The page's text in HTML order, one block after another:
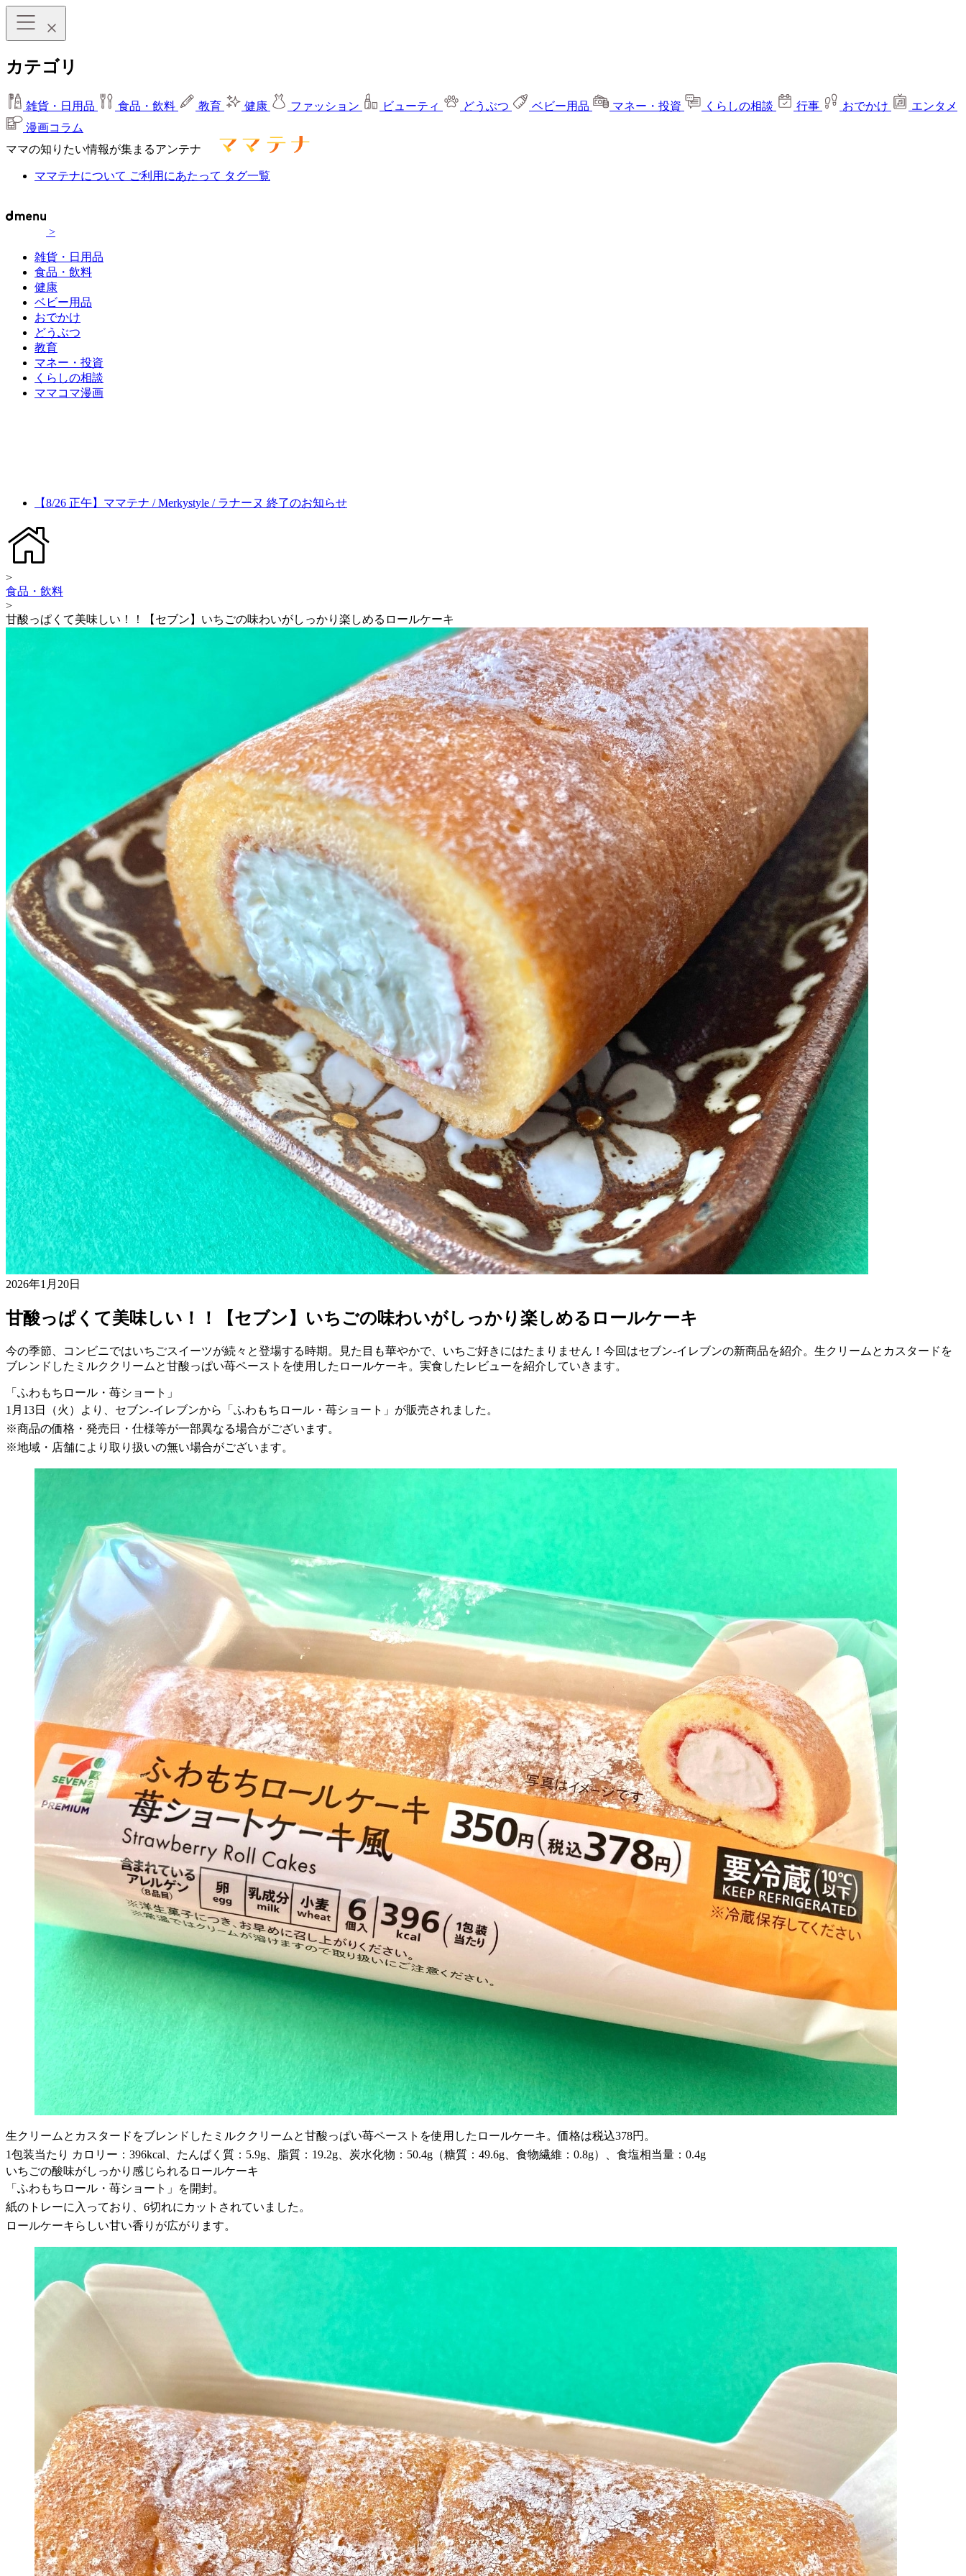
カテゴリ
雑貨・日用品 食品・飲料 教育 健康 ファッション ビューティ どうぶつ ベビー用品 マネー・投資 くらしの相談 行事 おでかけ
エンタメ
漫画コラム
ママの知りたい情報が集まるアンテナ
ママテナについて ご利用にあたって タグ一覧
>
雑貨・日用品
食品・飲料
健康
ベビー用品
おでかけ
どうぶつ
教育
マネー・投資
くらしの相談
ママコマ漫画
【8/26 正午】ママテナ / Merkystyle / ラナーヌ 終了のお知らせ
>
食品・飲料
>
甘酸っぱくて美味しい！！【セブン】いちごの味わいがしっかり楽しめるロールケーキ
2026年1月20日
甘酸っぱくて美味しい！！【セブン】いちごの味わいがしっかり楽しめるロールケーキ
今の季節、コンビニではいちごスイーツが続々と登場する時期。見た目も華やかで、いちご好きにはたまりません！今回はセブン-イレブンの新商品を紹介。生クリームとカスタードを
ブレンドしたミルククリームと甘酸っぱい苺ペーストを使用したロールケーキ。実食したレビューを紹介していきます。
「ふわもちロール・苺ショート」
1月13日（火）より、セブン-イレブンから「ふわもちロール・苺ショート」が販売されました。
※商品の価格・発売日・仕様等が一部異なる場合がございます。
※地域・店舗により取り扱いの無い場合がございます。
生クリームとカスタードをブレンドしたミルククリームと甘酸っぱい苺ペーストを使用したロールケーキ。価格は税込378円。
1包装当たり カロリー：396kcal、たんぱく質：5.9g、脂質：19.2g、炭水化物：50.4g（糖質：49.6g、食物繊維：0.8g）、食塩相当量：0.4g
いちごの酸味がしっかり感じられるロールケーキ
「ふわもちロール・苺ショート」を開封。
紙のトレーに入っており、6切れにカットされていました。
ロールケーキらしい甘い香りが広がります。